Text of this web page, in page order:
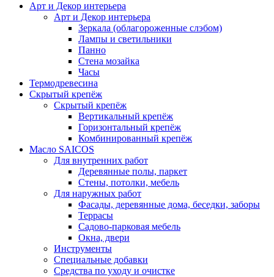
Арт и Декор интерьера
Арт и Декор интерьера
Зеркала (облагороженные слэбом)
Лампы и светильники
Панно
Стена мозайка
Часы
Термодревесина
Скрытый крепёж
Скрытый крепёж
Вертикальный крепёж
Горизонтальный крепёж
Комбинированный крепёж
Масло SAICOS
Для внутренних работ
Деревянные полы, паркет
Стены, потолки, мебель
Для наружных работ
Фасады, деревянные дома, беседки, заборы
Террасы
Садово-парковая мебель
Окна, двери
Инструменты
Специальные добавки
Средства по уходу и очистке